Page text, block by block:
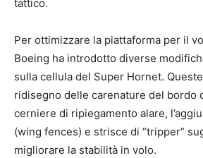
tattico.
Per ottimizzare la piattaforma per il
Boeing ha introdotto diverse
sulla cellula del Super Hornet.
ridisegno delle carenature del bordo
cerniere di ripiegamento alare,
(wing fences) e strisce di “tripper”
migliorare la stabilità in volo.